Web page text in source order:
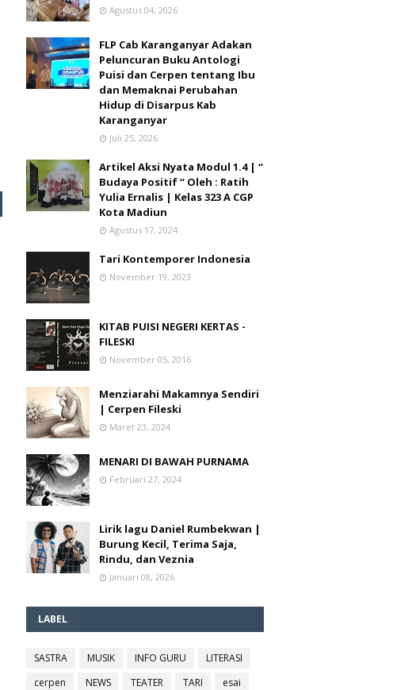
Agustus 04, 2026
FLP Cab Karanganyar Adakan
Peluncuran Buku Antologi
Puisi dan Cerpen tentang Ibu
dan Memaknai Perubahan
Hidup di Disarpus Kab
Karanganyar
Juli 25, 2026
Artikel Aksi Nyata Modul 1.4 | “
Budaya Positif “ Oleh : Ratih
Yulia Ernalis | Kelas 323 A CGP
Kota Madiun
Agustus 17, 2024
Tari Kontemporer Indonesia
November 19, 2023
KITAB PUISI NEGERI KERTAS -
FILESKI
November 05, 2016
Menziarahi Makamnya Sendiri
| Cerpen Fileski
Maret 23, 2024
MENARI DI BAWAH PURNAMA
Februari 27, 2024
Lirik lagu Daniel Rumbekwan |
Burung Kecil, Terima Saja,
Rindu, dan Veznia
Januari 08, 2026
LABEL
SASTRA MUSIK INFO GURU
LITERASI
cerpen
NEWS TEATER TARI
esai